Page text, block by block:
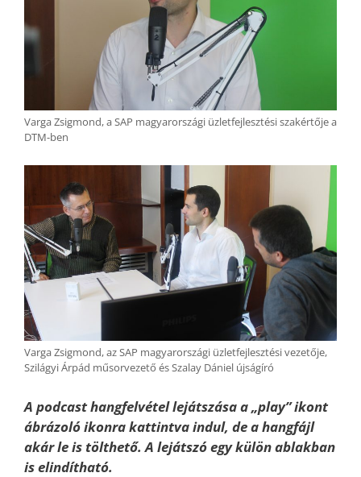
Varga Zsigmond, a SAP magyarországi üzletfejlesztési szakértője a
DTM-ben
Varga Zsigmond, az SAP magyarországi üzletfejlesztési vezetője,
Szilágyi Árpád műsorvezető és Szalay Dániel újságíró
A podcast hangfelvétel lejátszása a „play” ikont
ábrázoló ikonra kattintva indul, de a hangfájl
akár le is tölthető. A lejátszó egy külön ablakban
is elindítható.